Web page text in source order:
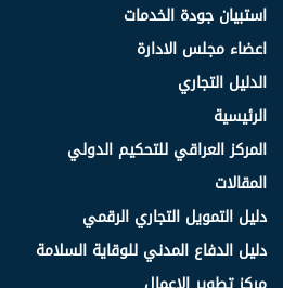
استبيان جودة الخدمات
اعضاء مجلس الادارة
الدليل التجاري
الرئيسية
المركز العراقي للتحكيم الدولي
المقالات
دليل التمويل التجاري الرقمي
دليل الدفاع المدني للوقاية السلامة